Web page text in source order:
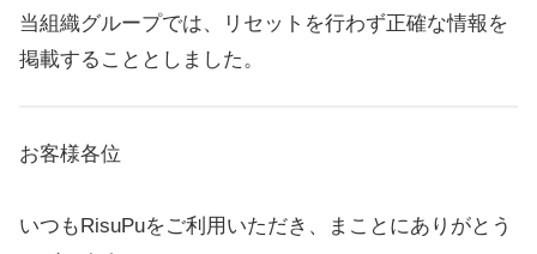
当組織グループでは、リセットを行わず正確な情報を
掲載することとしました。
お客様各位
いつもRisuPuをご利用いただき、まことにありがとう